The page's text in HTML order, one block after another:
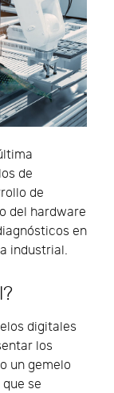
de
de
del hardware
en
industrial.
digitales
los
un gemelo
se